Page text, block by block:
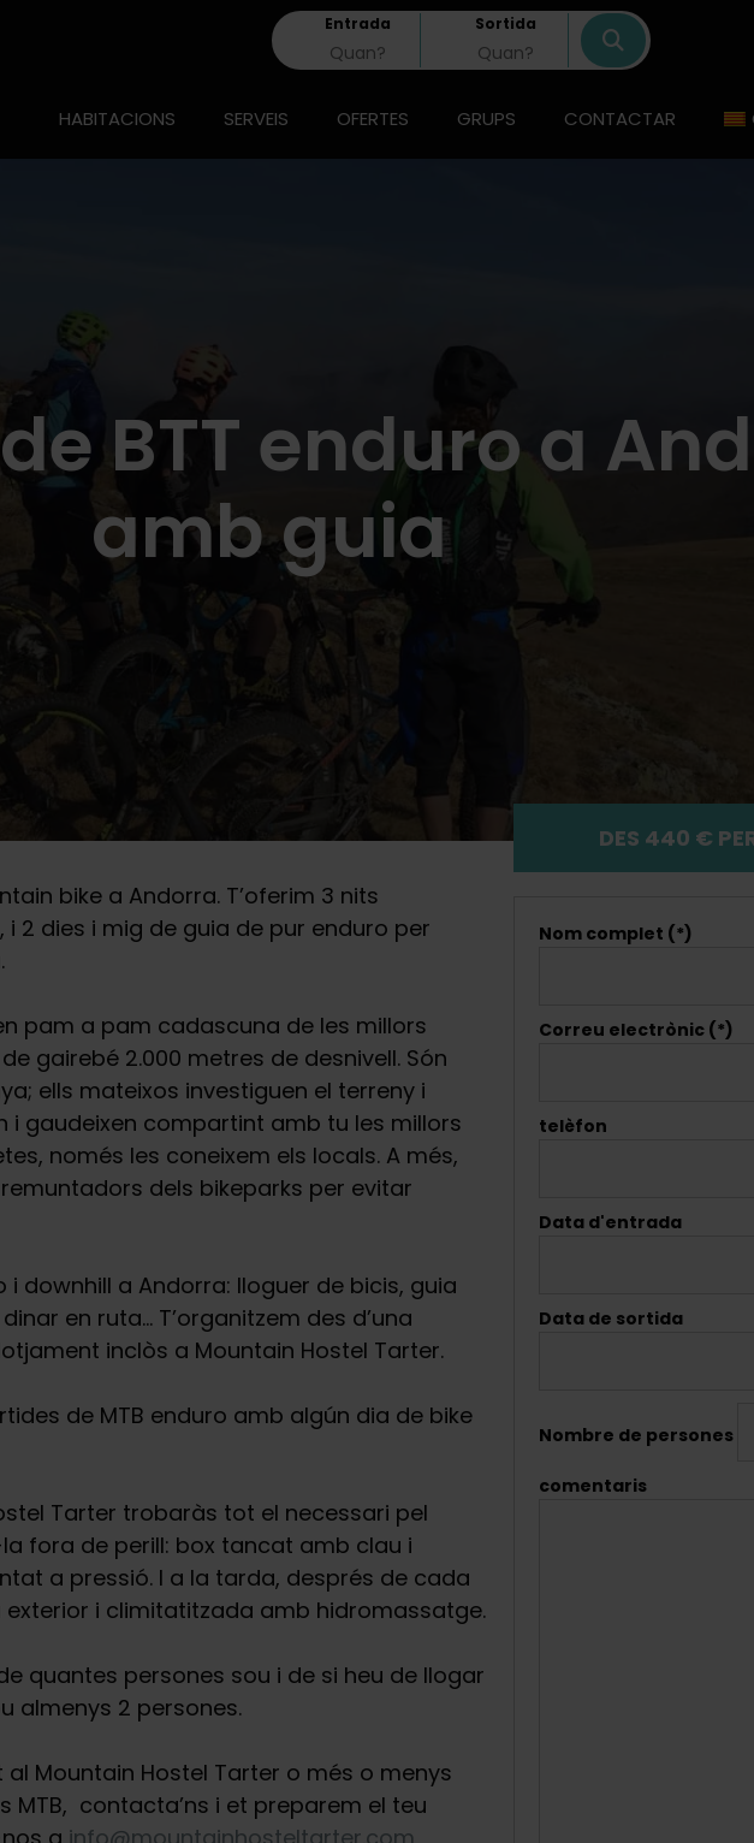
Entrada Sortida
HABITACIONS SERVEIS OFERTES GRUPS CONTACTAR
BTT enduro a
amb guia
bike a Andorra. T’oferim 3 nits
2 dies i mig de guia de pur enduro per
pam a pam cadascuna de les millors
gairebé 2.000 metres de desnivell. Són
ells mateixos investiguen el terreny i
i gaudeixen compartint amb tu les millors
només les coneixem els locals. A més,
dels bikeparks per evitar
downhill a Andorra: lloguer de bicis, guia
en ruta… T’organitzem des d’una
inclòs a Mountain Hostel Tarter.
de MTB enduro amb algún dia de bike
Tarter trobaràs tot el necessari pel
fora de perill: box tancat amb clau i
a pressió. I a la tarda, després de cada
i climitatitzada amb hidromassatge.
quantes persones sou i de si heu de llogar
almenys 2 persones.
Mountain Hostel Tarter o més o menys
MTB, contacta’ns i et preparem el teu
DES 440 €
Nom complet (*)
Correu electrònic (*)
telèfon
Data d'entrada
Data de sortida
Nombre de persones
comentaris